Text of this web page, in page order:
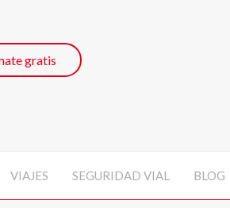
gratis
VIAJES SEGURIDAD VIAL BLOG